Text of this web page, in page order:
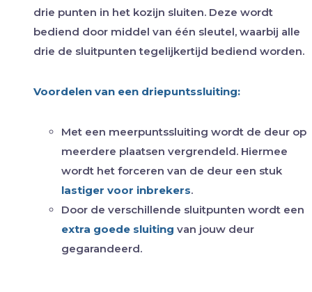
drie punten in het kozijn sluiten. Deze wordt
bediend door middel van één sleutel, waarbij alle
drie de sluitpunten tegelijkertijd bediend worden.
Voordelen van een driepuntssluiting:
Met een meerpuntssluiting wordt de deur op
meerdere plaatsen vergrendeld. Hiermee
wordt het forceren van de deur een stuk
lastiger voor inbrekers.
Door de verschillende sluitpunten wordt een
extra goede sluiting van jouw deur
gegarandeerd.